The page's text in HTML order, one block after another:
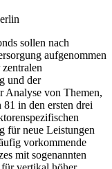
sollen nach
aufgenommen
und der
Analyse von Themen,
in den ersten drei
für neue Leistungen
vorkommende
mit sogenannten